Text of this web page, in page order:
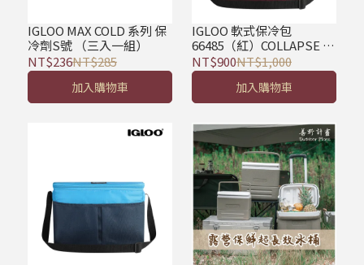
IGLOO MAX COLD 系列 保
冷劑S號 （三入一組）
NT$236NT$285
加入購物車
IGLOO 軟式保冷包
66485（紅）COLLAPSE &
COOL 12
NT$900NT$1,000
加入購物車